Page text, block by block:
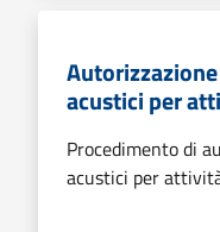
acustici per
Procedimento di
acustici per